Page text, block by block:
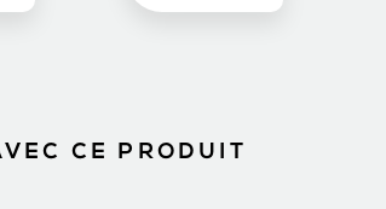
CE PRODUIT